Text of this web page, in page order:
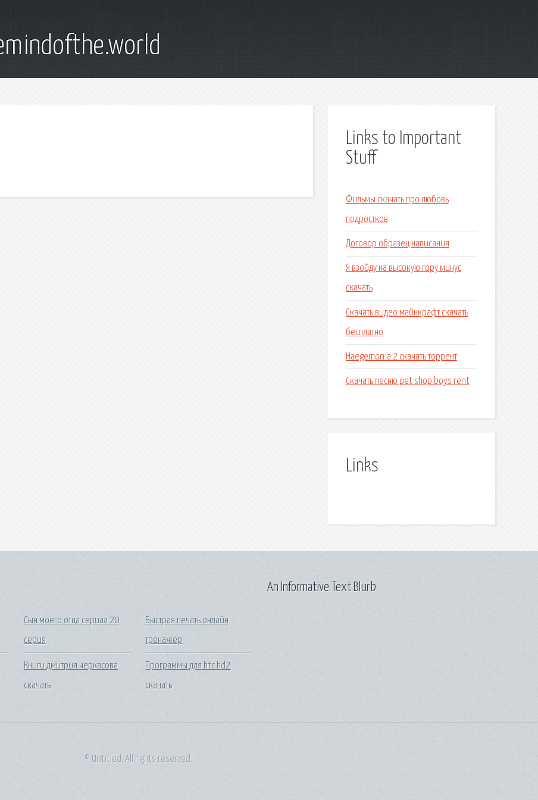
Links to Important
Stuff
Фильмы скачать про любовь
подростков
Договор образец написания
Я взойду на высокую гору минус
скачать
Скачать видео майнкрафт скачать
бесплатно
Haegemonia 2 скачать торрент
Скачать песню pet shop boys rent
Links
Сын моего отца сериал 20
серия
Книги дмитрия черкасова
скачать
Быстрая печать онлайн
тренажер
Программы для htc hd2
скачать
An Informative Text Blurb
© Untitled. All rights reserved.